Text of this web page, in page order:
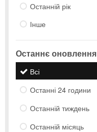
Останній рік
Інше
Останнє оновлення
Всі
Останні 24 години
Останній тиждень
Останній місяць